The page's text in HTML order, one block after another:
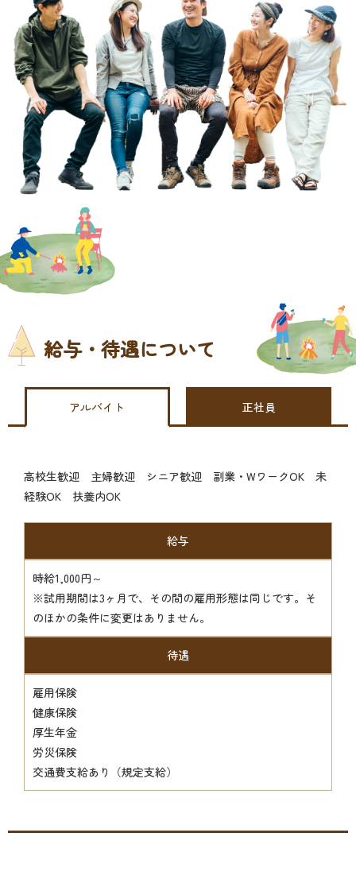
給与・待遇について
アルバイト 正社員
高校生歓迎 主婦歓迎 シニア歓迎 副業・WワークOK 未
経験OK 扶養内OK
給与
時給1,000円～
※試用期間は3ヶ月で、その間の雇用形態は同じです。そ
のほかの条件に変更はありません。
待遇
雇用保険
健康保険
厚生年金
労災保険
交通費支給あり（規定支給）